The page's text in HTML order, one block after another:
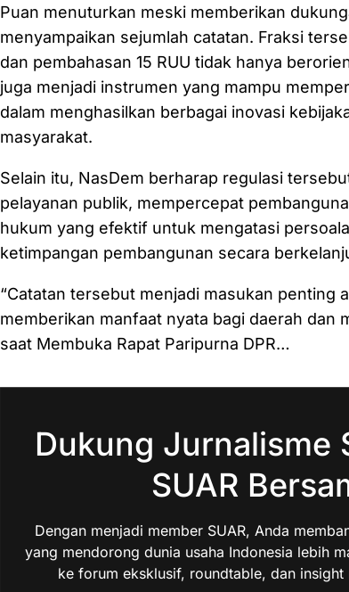
Puan menuturkan meski memberikan
menyampaikan sejumlah catatan. Fraksi
dan pembahasan 15 RUU tidak hanya
juga menjadi instrumen yang mampu
dalam menghasilkan berbagai inovasi
masyarakat.
Selain itu, NasDem berharap regulasi
pelayanan publik, mempercepat
hukum yang efektif untuk mengatasi
ketimpangan pembangunan secara
“Catatan tersebut menjadi masukan penting
memberikan manfaat nyata bagi daerah dan
saat Membuka Rapat Paripurna DPR…
Dukung Jurnalisme
SUAR
Dengan menjadi member SUAR, Anda
yang mendorong dunia usaha Indonesia lebih
ke forum eksklusif, roundtable, dan